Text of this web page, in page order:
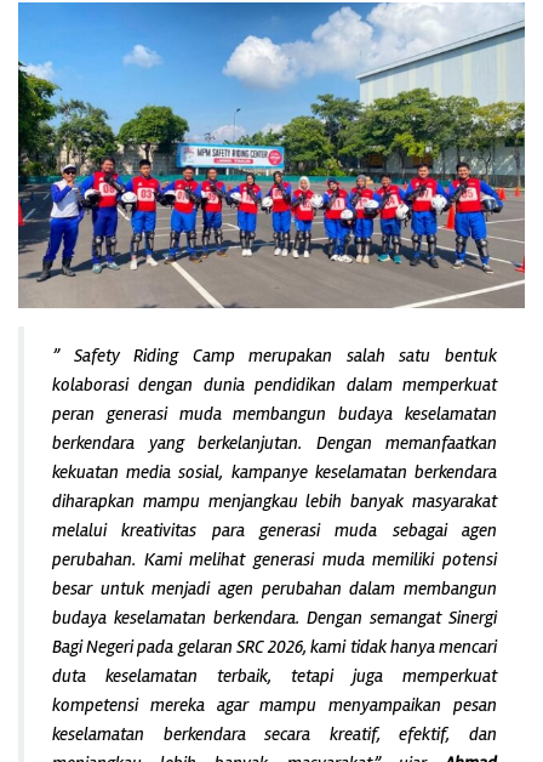
” Safety Riding Camp merupakan salah satu bentuk
kolaborasi dengan dunia pendidikan dalam memperkuat
peran generasi muda membangun budaya keselamatan
berkendara yang berkelanjutan. Dengan memanfaatkan
kekuatan media sosial, kampanye keselamatan berkendara
diharapkan mampu menjangkau lebih banyak masyarakat
melalui kreativitas para generasi muda sebagai agen
perubahan. Kami melihat generasi muda memiliki potensi
besar untuk menjadi agen perubahan dalam membangun
budaya keselamatan berkendara. Dengan semangat Sinergi
Bagi Negeri pada gelaran SRC 2026, kami tidak hanya mencari
duta keselamatan terbaik, tetapi juga memperkuat
kompetensi mereka agar mampu menyampaikan pesan
keselamatan berkendara secara kreatif, efektif, dan